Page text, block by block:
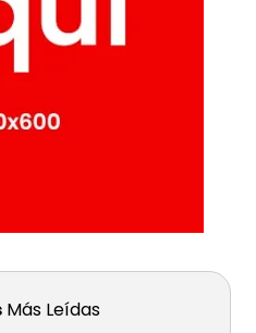
Más Leídas